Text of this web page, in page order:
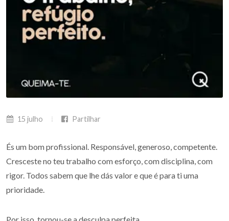
15 julho Partilhar
És um bom profissional. Responsável, generoso, competente.
Cresceste no teu trabalho com esforço, com disciplina, com
rigor. Todos sabem que lhe dás valor e que é para ti uma
prioridade.